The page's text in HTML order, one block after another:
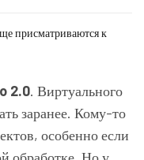
присматриваются к
2.0. Виртуального
заранее. Кому-то
особенно если